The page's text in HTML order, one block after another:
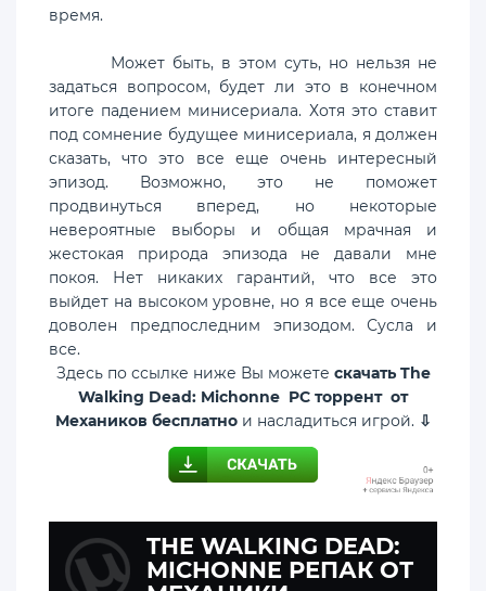
время.
Может быть, в этом суть, но нельзя не
задаться вопросом, будет ли это в конечном
итоге падением минисериала. Хотя это ставит
под сомнение будущее минисериала, я должен
сказать, что это все еще очень интересный
эпизод. Возможно, это не поможет
продвинуться вперед, но некоторые
невероятные выборы и общая мрачная и
жестокая природа эпизода не давали мне
покоя. Нет никаких гарантий, что все это
выйдет на высоком уровне, но я все еще очень
доволен предпоследним эпизодом. Сусла и
все.
Здесь по ссылке ниже Вы можете скачать The
Walking Dead: Michonne PC торрент от
Механиков бесплатнои насладиться игрой. ⇩
THE WALKING DEAD:
MICHONNE РЕПАК ОТ